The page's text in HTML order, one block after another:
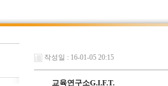
작성일 : 16-01-05 20:15
교육연구소G.I.F.T.